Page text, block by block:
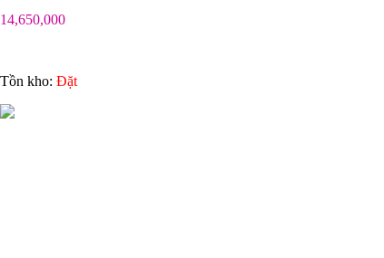
14,650,000
Tồn kho: Ðặt